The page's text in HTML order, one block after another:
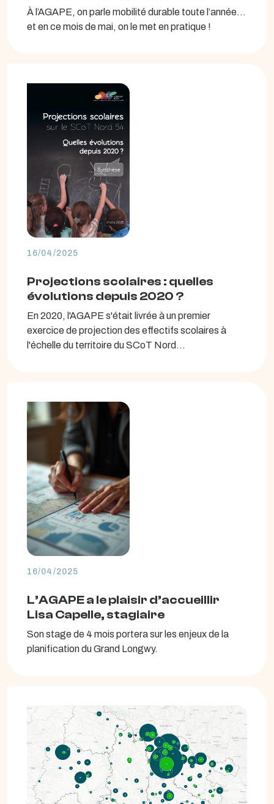
À l’AGAPE, on parle mobilité durable toute l’année…
et en ce mois de mai, on le met en pratique !
16/04/2025
Projections scolaires : quelles
évolutions depuis 2020 ?
En 2020, l'AGAPE s'était livrée à un premier
exercice de projection des effectifs scolaires à
l'échelle du territoire du SCoT Nord...
16/04/2025
L’AGAPE a le plaisir d’accueillir
Lisa Capelle, stagiaire
Son stage de 4 mois portera sur les enjeux de la
planification du Grand Longwy.